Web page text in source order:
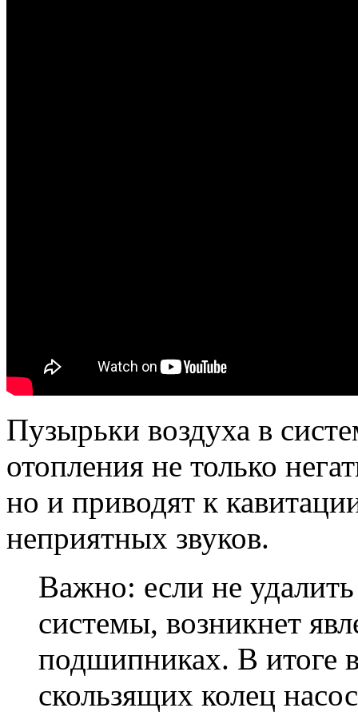
Пузырьки воздуха в
отопления не только
но и приводят к
неприятных звуков.
Важно: если не
системы, возникнет
подшипниках. В итоге
скользящих колец